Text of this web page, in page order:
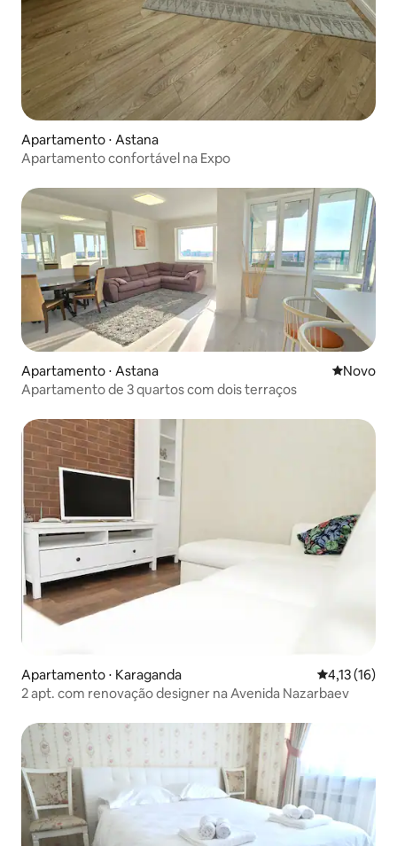
Apartamento ⋅ Astana
Apartamento confortável na Expo
Apartamento ⋅ Astana Novo
Novo
Apartamento de 3 quartos com dois terraços
Apartamento ⋅ Karaganda 4,13 de uma
4,13 (16)
2 apt. com renovação designer na Avenida Nazarbaev